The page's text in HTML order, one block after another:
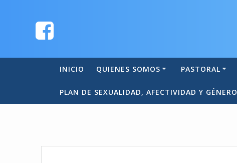
INICIO QUIENES SOMOS PASTORAL
PLAN DE SEXUALIDAD, AFECTIVIDAD Y GÉNERO